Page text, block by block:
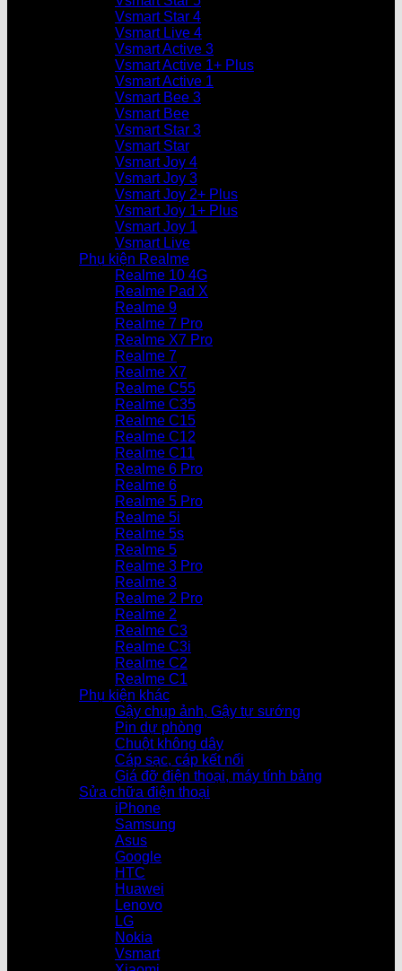
Vsmart Star 4
Vsmart Live 4
Vsmart Active 3
Vsmart Active 1+ Plus
Vsmart Active 1
Vsmart Bee 3
Vsmart Bee
Vsmart Star 3
Vsmart Star
Vsmart Joy 4
Vsmart Joy 3
Vsmart Joy 2+ Plus
Vsmart Joy 1+ Plus
Vsmart Joy 1
Vsmart Live
Phụ kiện Realme
Realme 10 4G
Realme Pad X
Realme 9
Realme 7 Pro
Realme X7 Pro
Realme 7
Realme X7
Realme C55
Realme C35
Realme C15
Realme C12
Realme C11
Realme 6 Pro
Realme 6
Realme 5 Pro
Realme 5i
Realme 5s
Realme 5
Realme 3 Pro
Realme 3
Realme 2 Pro
Realme 2
Realme C3
Realme C3i
Realme C2
Realme C1
Phụ kiện khác
Gậy chụp ảnh, Gậy tự sướng
Pin dự phòng
Chuột không dây
Cáp sạc, cáp kết nối
Giá đỡ điện thoại, máy tính bảng
Sửa chữa điện thoại
iPhone
Samsung
Asus
Google
HTC
Huawei
Lenovo
LG
Nokia
Vsmart